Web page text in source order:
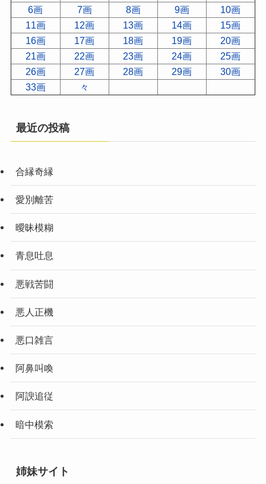
6画
7画 8画 9画
10画
11画
12画 13画 14画
15画
16画
17画 18画 19画
20画
21画
22画 23画 24画
25画
26画
27画 28画 29画
30画
33画
々
最近の投稿
合縁奇縁
愛別離苦
曖昧模糊
青息吐息
悪戦苦闘
悪人正機
悪口雑言
阿鼻叫喚
阿諛追従
暗中模索
姉妹サイト